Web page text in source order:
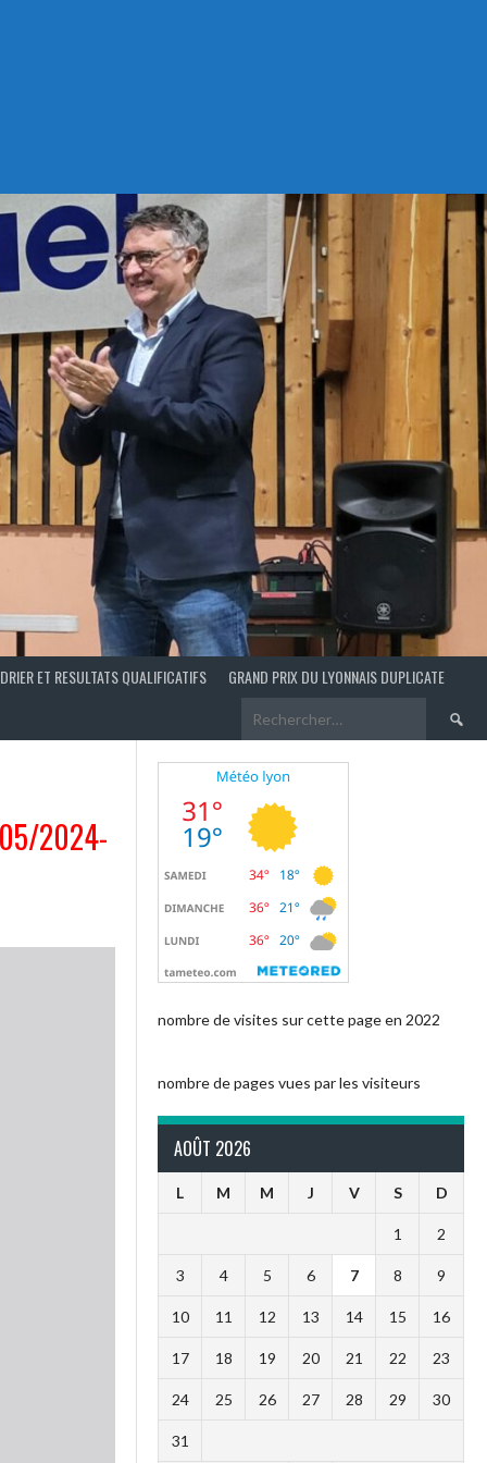
ET RESULTATS QUALIFICATIFS
GRAND PRIX DU LYONNAIS DUPLICATE
05/2024-
nombre de visites sur cette page en 2022
nombre de pages vues par les visiteurs
AOÛT 2026
L M M J V S D
1 2
3 4 5 6 7 8 9
10 11 12 13 14 15 16
17 18 19 20 21 22 23
24 25 26 27 28 29 30
31